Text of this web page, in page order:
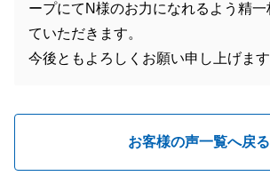
ープにてN様のお力になれるよう精
ていただきます。
今後ともよろしくお願い申し上げます
お客様の声一覧へ戻る